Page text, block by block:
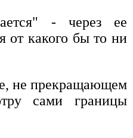
- через ее
от какого бы то ни
не прекращающем
сами границы